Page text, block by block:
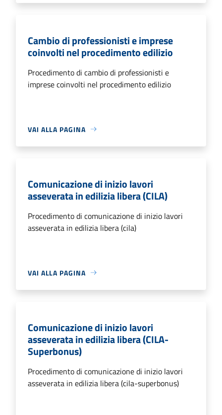
Cambio di professionisti e imprese
coinvolti nel procedimento edilizio
Procedimento di cambio di professionisti e
imprese coinvolti nel procedimento edilizio
VAI ALLA PAGINA
Comunicazione di inizio lavori
asseverata in edilizia libera (CILA)
Procedimento di comunicazione di inizio lavori
asseverata in edilizia libera (cila)
VAI ALLA PAGINA
Comunicazione di inizio lavori
asseverata in edilizia libera (CILA-
Superbonus)
Procedimento di comunicazione di inizio lavori
asseverata in edilizia libera (cila-superbonus)